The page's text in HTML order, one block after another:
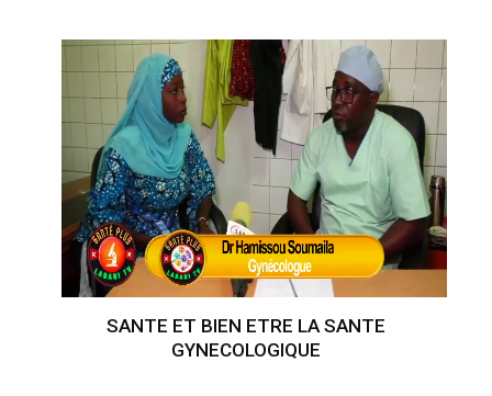
SANTE ET BIEN ETRE LA SANTE
GYNECOLOGIQUE